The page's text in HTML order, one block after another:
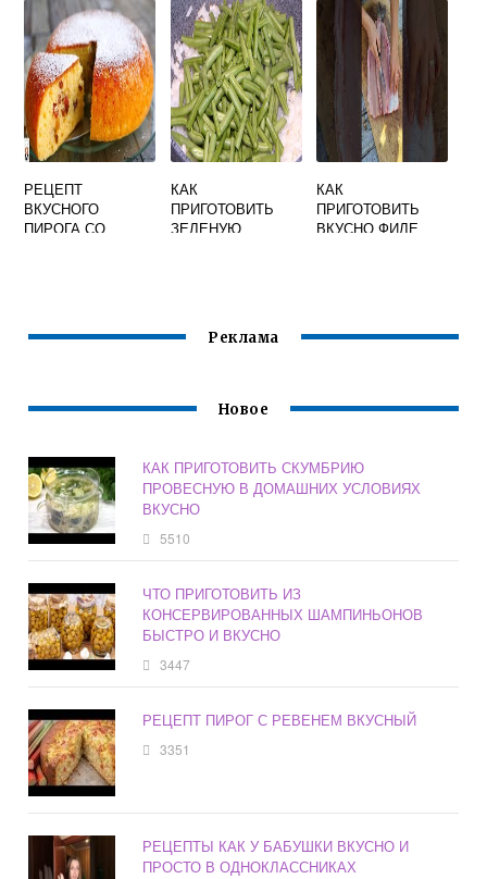
УСЛОВИЯХ
ВКУСНО НА
СКОВОРОДЕ С
ЛУКОМ И
МОРКОВЬЮ
ВКУСНО
РЕЦЕПТ
ВКУСНОГО
ПИРОГА СО
КАК
ПРИГОТОВИТЬ
ЗЕЛЕНУЮ
КАК
ПРИГОТОВИТЬ
ВКУСНО ФИЛЕ
Реклама
Новое
КАК ПРИГОТОВИТЬ СКУМБРИЮ
ПРОВЕСНУЮ В ДОМАШНИХ УСЛОВИЯХ
ВКУСНО
5510
ЧТО ПРИГОТОВИТЬ ИЗ
КОНСЕРВИРОВАННЫХ ШАМПИНЬОНОВ
БЫСТРО И ВКУСНО
3447
РЕЦЕПТ ПИРОГ С РЕВЕНЕМ ВКУСНЫЙ
3351
РЕЦЕПТЫ КАК У БАБУШКИ ВКУСНО И
ПРОСТО В ОДНОКЛАССНИКАХ